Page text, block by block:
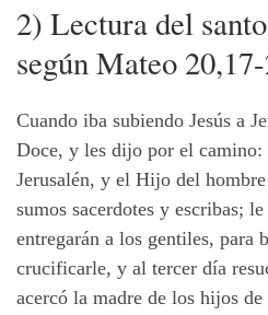
2) Lectura del
según Mateo
Cuando iba subiendo Jesús a
Doce, y les dijo por el
Jerusalén, y el Hijo del
sumos sacerdotes y escribas;
entregarán a los gentiles, para
crucificarle, y al tercer día
acercó la madre de los hijos